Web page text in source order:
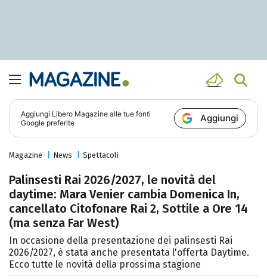
Aggiungi Libero Magazine alle tue fonti
Google preferite
Aggiungi
Magazine News Spettacoli
Palinsesti Rai 2026/2027, le novità del
daytime: Mara Venier cambia Domenica In,
cancellato Citofonare Rai 2, Sottile a Ore 14
(ma senza Far West)
In occasione della presentazione dei palinsesti Rai
2026/2027, è stata anche presentata l'offerta Daytime.
Ecco tutte le novità della prossima stagione